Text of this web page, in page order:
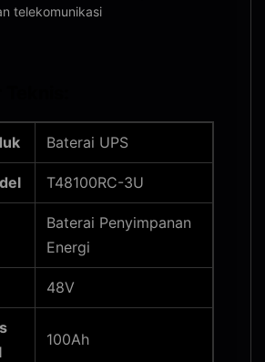
telekomunikasi
Baterai UPS
T48100RC-3U
Baterai Penyimpanan
Energi
48V
100Ah